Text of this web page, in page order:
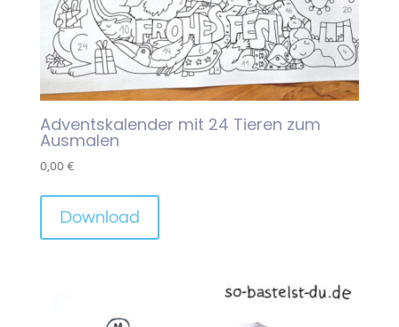
Adventskalender mit 24 Tieren zum
Ausmalen
0,00 €
Download